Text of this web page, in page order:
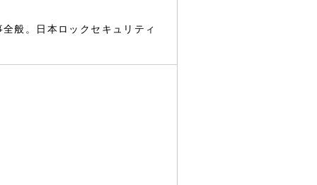
般。日本ロックセキュリティ